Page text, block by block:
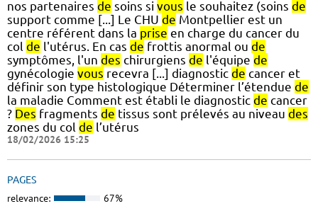
nos partenaires de soins si vous le souhaitez (soins de
support comme [...] Le CHU de Montpellier est un
centre référent dans la prise en charge du cancer du
col de l'utérus. En cas de frottis anormal ou de
symptômes, l'un des chirurgiens de l'équipe de
gynécologie vous recevra [...] diagnostic de cancer et
définir son type histologique Déterminer l’étendue de
la maladie Comment est établi le diagnostic de cancer
? Des fragments de tissus sont prélevés au niveau des
zones du col de l’utérus
18/02/2026 15:25
PAGES
relevance: 67%